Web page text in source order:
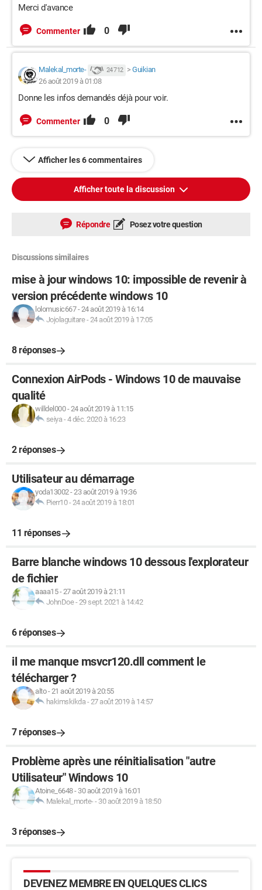
Merci d'avance
Commenter 0
Malekal_morte- 24 712 > Guikian
26 août 2019 à 01:08
Donne les infos demandés déjà pour voir.
Commenter 0
Afficher les 6 commentaires
Afficher toute la discussion
Répondre Posez votre question
Discussions similaires
mise à jour windows 10: impossible de revenir à
version précédente windows 10
lolomusic667-24 août 2019 à 16:14
Jojolaguitare-24 août 2019 à 17:05
8 réponses
Connexion AirPods - Windows 10 de mauvaise
qualité
willdel000-24 août 2019 à 11:15
seiya -4 déc. 2020 à 16:23
2 réponses
Utilisateur au démarrage
yoda13002-23 août 2019 à 19:36
Pierr10-24 août 2019 à 18:01
11 réponses
Barre blanche windows 10 dessous l'explorateur
de fichier
aaaa15-27 août 2019 à 21:11
JohnDoe-29 sept. 2021 à 14:42
6 réponses
il me manque msvcr120.dll comment le
télécharger ?
alto-21 août 2019 à 20:55
hakimskikda -27 août 2019 à 14:57
7 réponses
Problème après une réinitialisation "autre
Utilisateur" Windows 10
Atoine_6648- 30 août 2019 à 16:01
Malekal_morte-- 30 août 2019 à 18:50
3 réponses
DEVENEZ MEMBRE EN QUELQUES CLICS